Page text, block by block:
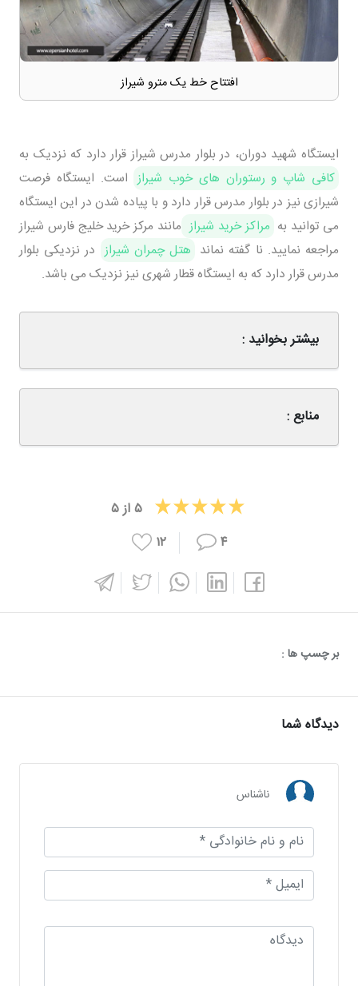
افتتاح خط یک مترو شیراز
ایستگاه شهید دوران، در بلوار مدرس شیراز قرار دارد که نزدیک به
کافی شاپ و رستوران های خوب شیراز است. ایستگاه فرصت
شیرازی نیز در بلوار مدرس قرار دارد و با پیاده شدن در این ایستگاه
می توانید به مراکز خرید شیراز مانند مرکز خرید خلیج فارس شیراز
مراجعه نمایید. نا گفته نماند هتل چمران شیراز در نزدیکی بلوار
مدرس قرار دارد که به ایستگاه قطار شهری نیز نزدیک می باشد.
بیشتر بخوانید :
منابع :
۵از۵
۴
۱۲
بر چسپ ها :
دیدگاه شما
ناشناس